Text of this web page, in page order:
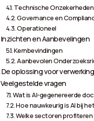
Technische Onzekerheden
Governance en
Operationeel
Inzichten en Aanbevelingen
Kernbevindingen
Aanbevolen
De oplossing voor
Veelgestelde vragen
Wat is AI-gegenereerde
Hoe nauwkeurig is AI bij
Welke sectoren